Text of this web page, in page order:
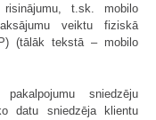
t.sk. mobilo
veiktu fiziskā
(tālāk tekstā – mobilo
sniedzēju
datu sniedzēja klientu